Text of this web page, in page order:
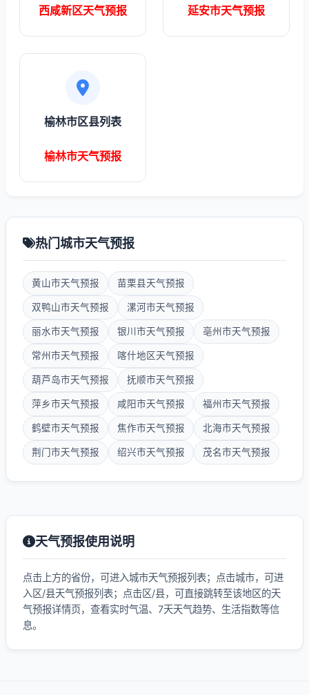
西咸新区天气预报 延安市天气预报
榆林市区县列表
榆林市天气预报
热门城市天气预报
黄山市天气预报 苗栗县天气预报
双鸭山市天气预报 漯河市天气预报
丽水市天气预报 银川市天气预报 亳州市天气预报
常州市天气预报 喀什地区天气预报
葫芦岛市天气预报 抚顺市天气预报
萍乡市天气预报 咸阳市天气预报 福州市天气预报
鹤壁市天气预报 焦作市天气预报 北海市天气预报
荆门市天气预报 绍兴市天气预报 茂名市天气预报
天气预报使用说明
点击上方的省份，可进入城市天气预报列表；点击城市，可进
入区/县天气预报列表；点击区/县，可直接跳转至该地区的天
气预报详情页，查看实时气温、7天天气趋势、生活指数等信
息。